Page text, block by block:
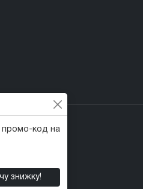
промо-код на
знижку!